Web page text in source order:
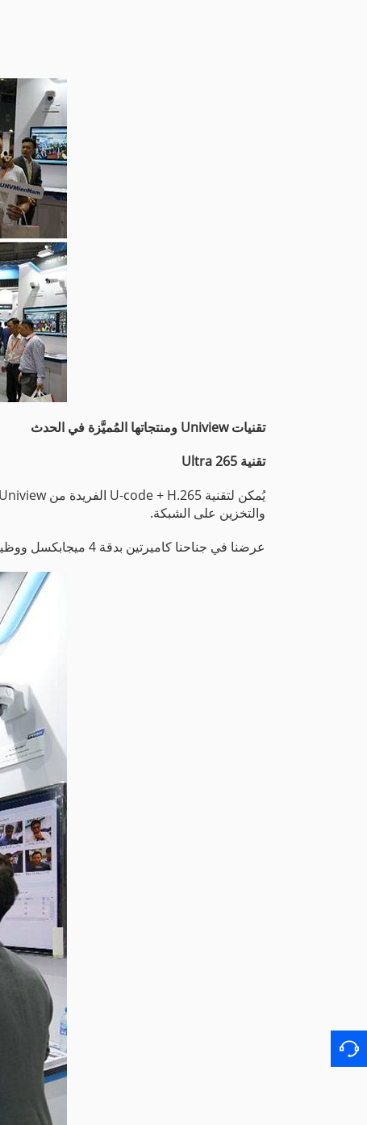
تقنيات Uniview ومنتجاتها المُميَّزة في الحدث
تقنية Ultra 265
والتخزين على الشبكة.
عرضنا في جناحنا كاميرتين بدقة 4 ميجابكسل ووظيفة كاميرا Ultra 265 التي تتمتع بمعدل بت شديد الانخفاض وجودة الفيديو نفسها المُتوفِّرة في كاميرا H.264.